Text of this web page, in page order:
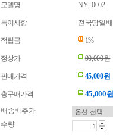
모델명 NY_0002
특이사항 전국당일
적립금 1%
정상가 90,000원
판매가격 45,000원
총구매가격 45,000원
배송비추가
수량